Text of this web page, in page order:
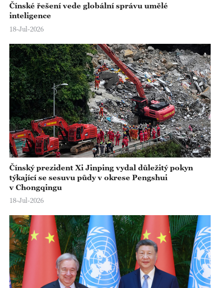
Čínské řešení vede globální správu umělé
inteligence
18-Jul-2026
Čínský prezident Xi Jinping vydal důležitý pokyn
týkající se sesuvu půdy v okrese Pengshui
v Chongqingu
18-Jul-2026